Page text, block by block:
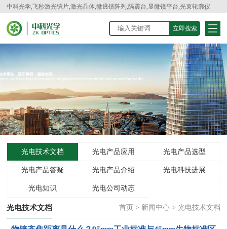
中科光学,飞秒激光镜片,激光晶体,微透镜阵列,隔震台,显微镜平台,光束轮廓仪
光电技术文档 光电产品应用 光电产品选型
光电产品答疑 光电产品介绍 光电科技进展
光电知识 光电公司动态
光电技术文档 首页 > 新闻中心> 光电技术文档